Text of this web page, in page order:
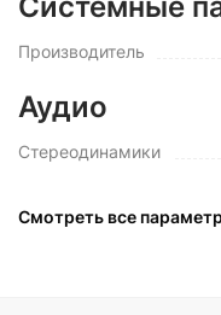
Производитель
Аудио
Стереодинамики
Смотреть все